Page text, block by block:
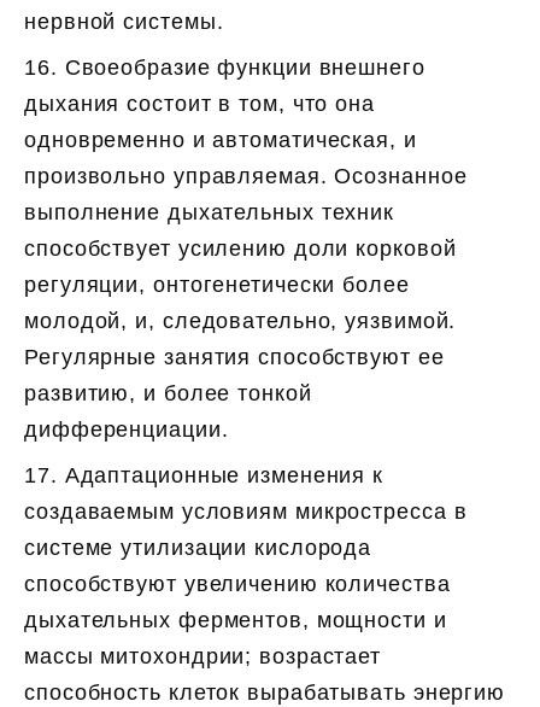
нервной системы.
16. Своеобразие функции внешнего
дыхания состоит в том, что она
одновременно и автоматическая, и
произвольно управляемая. Осознанное
выполнение дыхательных техник
способствует усилению доли корковой
регуляции, онтогенетически более
молодой, и, следовательно, уязвимой.
Регулярные занятия способствуют ее
развитию, и более тонкой
дифференциации.
17. Адаптационные изменения к
создаваемым условиям микростресса в
системе утилизации кислорода
способствуют увеличению количества
дыхательных ферментов, мощности и
массы митохондрии; возрастает
способность клеток вырабатывать энергию